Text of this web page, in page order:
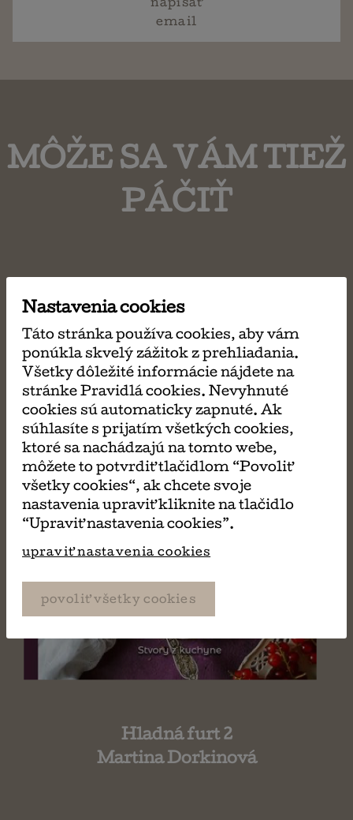
napísať
email
MÔŽE SA VÁM TIEŽ
PÁČIŤ
Hladná furt 2
Martina Dorkinová
Nastavenia cookies
Táto stránka používa cookies, aby vám
ponúkla skvelý zážitok z prehliadania.
Všetky dôležité informácie nájdete na
stránke Pravidlá cookies. Nevyhnuté
cookies sú automaticky zapnuté. Ak
súhlasíte s prijatím všetkých cookies,
ktoré sa nachádzajú na tomto webe,
môžete to potvrdiť tlačidlom “Povoliť
všetky cookies“, ak chcete svoje
nastavenia upraviť kliknite na tlačidlo
“Upraviť nastavenia cookies”.
upraviť nastavenia cookies
povoliť všetky cookies